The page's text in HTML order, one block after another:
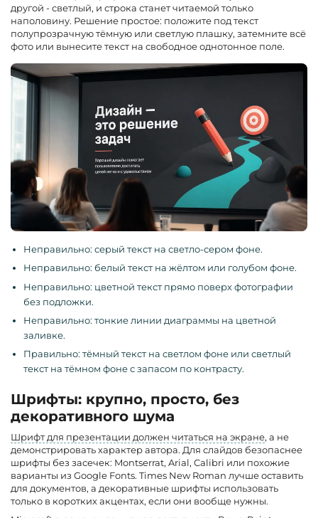
другой - светлый, и строка станет читаемой только
наполовину. Решение простое: положите под текст
полупрозрачную тёмную или светлую плашку, затемните всё
фото или вынесите текст на свободное однотонное поле.
Неправильно: серый текст на светло-сером фоне.
Неправильно: белый текст на жёлтом или голубом фоне.
Неправильно: цветной текст прямо поверх фотографии
без подложки.
Неправильно: тонкие линии диаграммы на цветной
заливке.
Правильно: тёмный текст на светлом фоне или светлый
текст на тёмном фоне с запасом по контрасту.
Шрифты: крупно, просто, без
декоративного шума
Шрифт для презентации должен читаться на экране, а не
демонстрировать характер автора. Для слайдов безопаснее
шрифты без засечек: Montserrat, Arial, Calibri или похожие
варианты из Google Fonts. Times New Roman лучше оставить
для документов, а декоративные шрифты использовать
только в коротких акцентах, если они вообще нужны.